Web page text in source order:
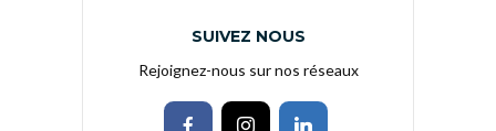
SUIVEZ NOUS
Rejoignez-nous sur nos réseaux